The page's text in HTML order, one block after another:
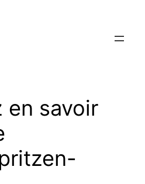
en savoir